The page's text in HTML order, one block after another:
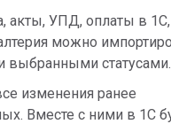
акты, УПД, оплаты в
можно
выбранными статусами.
изменения ранее
Вместе с ними в 1С